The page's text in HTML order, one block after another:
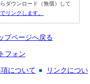
ダウンロード（無償）して
リンクします。
プページへ戻る
フォン
について
リンクについ